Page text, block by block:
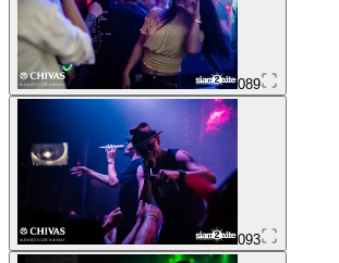
089
093